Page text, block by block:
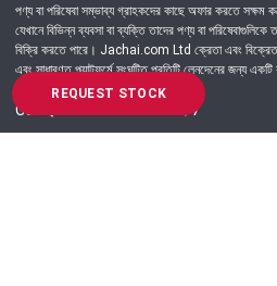
REQUEST STOCK
পণ্য বা পরিষেবা সম্ভাব্য গ্রাহকদের কাছে অফার করতে সক্ষম
যেখানে বিভিন্ন ব্যবসা বা ব্যক্তি তাদের পণ্য বা
বিক্রি করতে পারে। Jachai.com Ltd ক্রেতা এবং
এবং সাধারণত প্ল্যাটফর্মে সংঘটিত প্রতিটি লেনদেনের জন্য একটি
Got Question? Call us 24/7